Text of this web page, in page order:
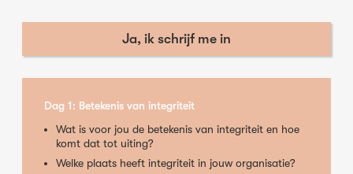
Ja, ik schrijf me in
Dag 1: Betekenis van integriteit
Wat is voor jou de betekenis van integriteit en hoe
komt dat tot uiting?
Welke plaats heeft integriteit in jouw organisatie?